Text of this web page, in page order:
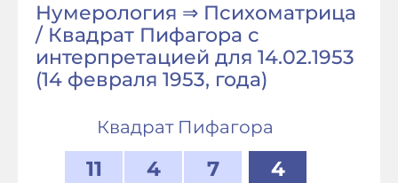
Нумерология ⇒ Психоматрица
/ Квадрат Пифагора с
интерпретацией для 14.02.1953
(14 февраля 1953, года)
Квадрат Пифагора
11 4 7 4